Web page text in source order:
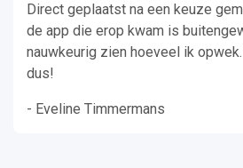
Direct geplaatst na een keuze
de app die erop kwam is
nauwkeurig zien hoeveel ik
dus!
- Eveline Timmermans